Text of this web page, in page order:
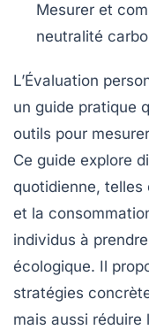
Mesurer et
neutralité
L’Évaluation
un guide pratique
outils pour
Ce guide explore
quotidienne, telles
et la
individus à
écologique. Il
stratégies
mais aussi réduire